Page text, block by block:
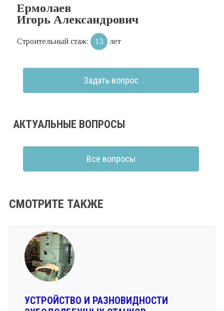
Ермолаев
Игорь Александрович
Строительный стаж: 13 лет
Задать вопрос
АКТУАЛЬНЫЕ ВОПРОСЫ
Все вопросы
СМОТРИТЕ ТАКЖЕ
УСТРОЙСТВО И РАЗНОВИДНОСТИ